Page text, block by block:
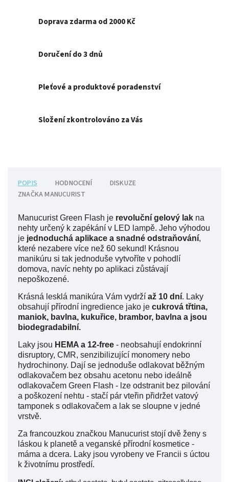
Doprava zdarma od 2000 Kč
Doručení do 3 dnů
Pleťové a produktové poradenství
Složení zkontrolováno za Vás
POPIS HODNOCENÍ
DISKUZE
ZNAČKAMANUCURIST
Manucurist Green Flash je revoluční gelový lak na
nehty určený k zapékání v LED lampě. Jeho výhodou
je jednoduchá aplikace a snadné odstraňování,
které nezabere více než 60 sekund! Krásnou
manikúru si tak jednoduše vytvoříte v pohodlí
domova, navíc nehty po aplikaci zůstávají
nepoškozené.
Krásná lesklá manikúra Vám vydrží až 10 dní. Laky
obsahují přírodní ingredience jako je cukrová třtina,
maniok, bavlna, kukuřice, brambor, bavlna a jsou
biodegradabilní.
Laky jsou HEMA a 12-free - neobsahují endokrinní
disruptory, CMR, senzibilizující monomery nebo
hydrochinony. Dají se jednoduše odlakovat běžným
odlakovačem bez obsahu acetonu nebo ideálně
odlakovačem Green Flash - lze odstranit bez pilování
a poškození nehtu - stačí pár vteřin přidržet vatový
tamponek s odlakovačem a lak se sloupne v jedné
vrstvě.
Za francouzkou značkou Manucurist stojí dvě ženy s
láskou k planetě a veganské přírodní kosmetice -
máma a dcera. Laky jsou vyrobeny ve Francii s úctou
k životnímu prostředí.